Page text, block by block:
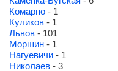
Комарно - 1
Куликов - 1
Львов - 101
Моршин - 1
Нагуевичи - 1
Николаев - 3